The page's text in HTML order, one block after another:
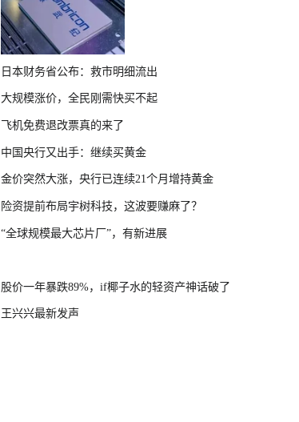
日本财务省公布：救市明细流出
大规模涨价，全民刚需快买不起
飞机免费退改票真的来了
中国央行又出手：继续买黄金
金价突然大涨，央行已连续21个月增持黄金
险资提前布局宇树科技，这波要赚麻了？
“全球规模最大芯片厂”，有新进展
股价一年暴跌89%，if椰子水的轻资产神话破了
王兴兴最新发声